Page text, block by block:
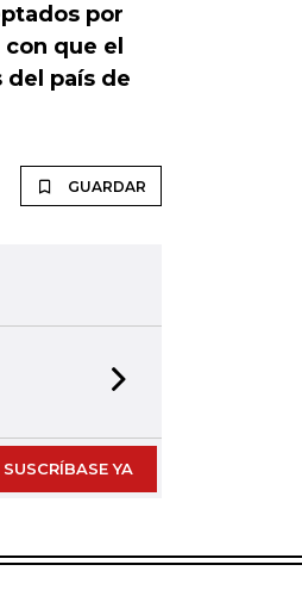
por
que el
país de
GUARDAR
TINTA DIGITAL
SUSCRÍBASE YA